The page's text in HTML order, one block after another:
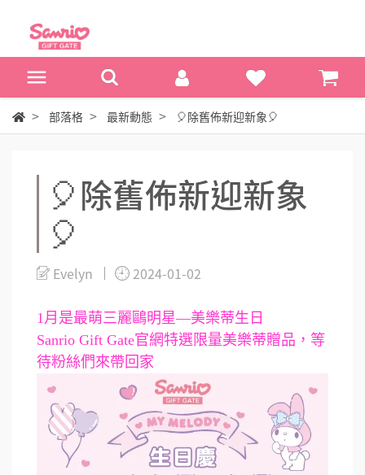
部落格 最新動態 🎈除舊佈新迎新象🎈
🎈除舊佈新迎新象
🎈
Evelyn 2024-01-02
1月是最萌三麗鷗明星—美樂蒂生日
Sanrio Gift Gate官網特選限量美樂蒂贈品，等
待粉絲們來帶回家